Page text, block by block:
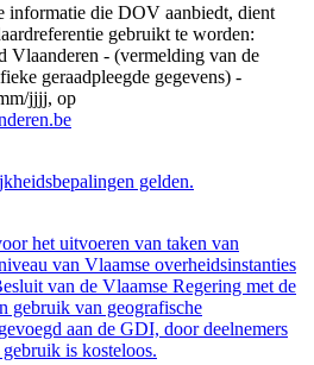
informatie die DOV aanbiedt, dient
gebruikt te worden:
Vlaanderen - (vermelding van de
geraadpleegde gegevens) -
jjjj, op
gelden.
het uitvoeren van taken van
van Vlaamse overheidsinstanties
van de Vlaamse Regering met de
gebruik van geografische
aan de GDI, door deelnemers
is kosteloos.